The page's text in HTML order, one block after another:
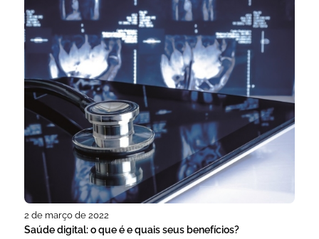
2 de março de 2022
Saúde digital: o que é e quais seus benefícios?